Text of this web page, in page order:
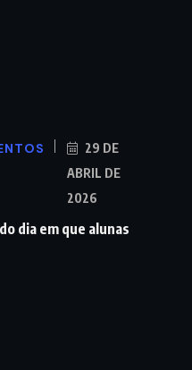
29 DE
ABRIL DE
2026
dia em que alunas